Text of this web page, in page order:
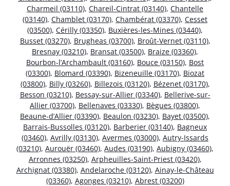
Charmeil (03110), Chareil-Cintrat (03140), Chantelle
(03140), Chamblet (03170), Chambérat (03370), Cesset
(03500), Cérilly (03350), Buxières-les-Mines (03440),
Busset (03270), Brugheas (03700), Broût-Vernet (03110),
Bresnay (03210), Bransat (03500), Braize (03360),
Bourbon-l’Archambault (03160), Bouce (03150), Bost
(03300), Blomard (03390), Bizeneuille (03170), Biozat
(03800), Billy (03260), Billezois (03120), Bézenet (03170),
Besson (03210), Bessay-sur-Allier (03340), Bellerive-sur-
Allier (03700), Bellenaves (03330), Bègues (03800),
Beaune-d’Allier (03390), Beaulon (03230), Bayet (03500),
Barrais-Bussolles (03120), Barberier (03140), Bagneux
(03460), Avrilly (03130), Avermes (03000), Autry-Issards
(03210), Aurouër (03460), Audes (03190), Aubigny (03460),
Arronnes (03250), Arpheuilles-Saint-Priest (03420),
Archignat (03380), Andelaroche (03120), Ainay-le-Château
(03360), Agonges (03210), Abrest (03200)